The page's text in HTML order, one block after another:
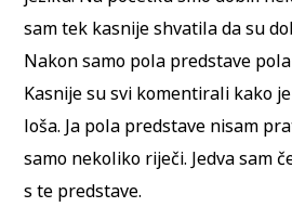
sam tek kasnije shvatila da su
Nakon samo pola predstave
Kasnije su svi komentirali kako
loša. Ja pola predstave nisam
samo nekoliko riječi. Jedva sam
s te predstave.